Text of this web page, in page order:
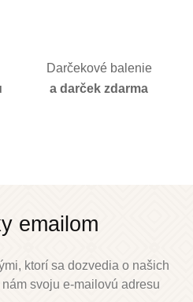
Darčekové balenie
a darček zdarma
emailom
ktorí sa dozvedia o našich
svoju e-mailovú adresu